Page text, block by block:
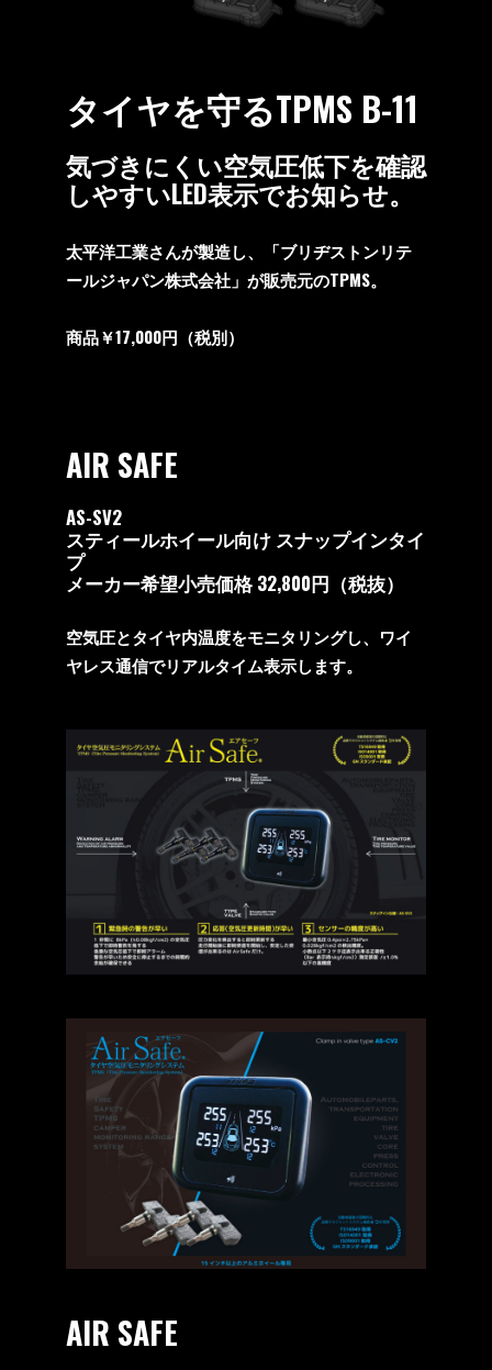
タイヤを守るTPMS B-11
気づきにくい空気圧低下を確認
しやすいLED表示でお知らせ。
太平洋工業さんが製造し、「ブリヂストンリテ
ールジャパン株式会社」が販売元のTPMS。
商品￥17,000円（税別）
AIR SAFE
AS-SV2
スティールホイール向け スナップインタイ
プ
メーカー希望小売価格 32,800円（税抜）
空気圧とタイヤ内温度をモニタリングし、ワイ
ヤレス通信でリアルタイム表示します。
AIR SAFE